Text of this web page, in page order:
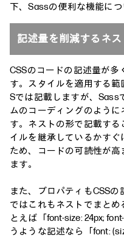
下、Sassの便利な機能につ
記述量を削減するネ
CSSのコードの記述量が
す。スタイルを適用する範
Sでは記載しますが、Sass
ムのコーディングのよう
す。ネストの形で記載す
イルを継承しているかす
ため、コードの可読性が
ます。
また、プロパティもCSS
ではこれもネストでまと
とえば「font-size: 24px;
うような記述なら「font: